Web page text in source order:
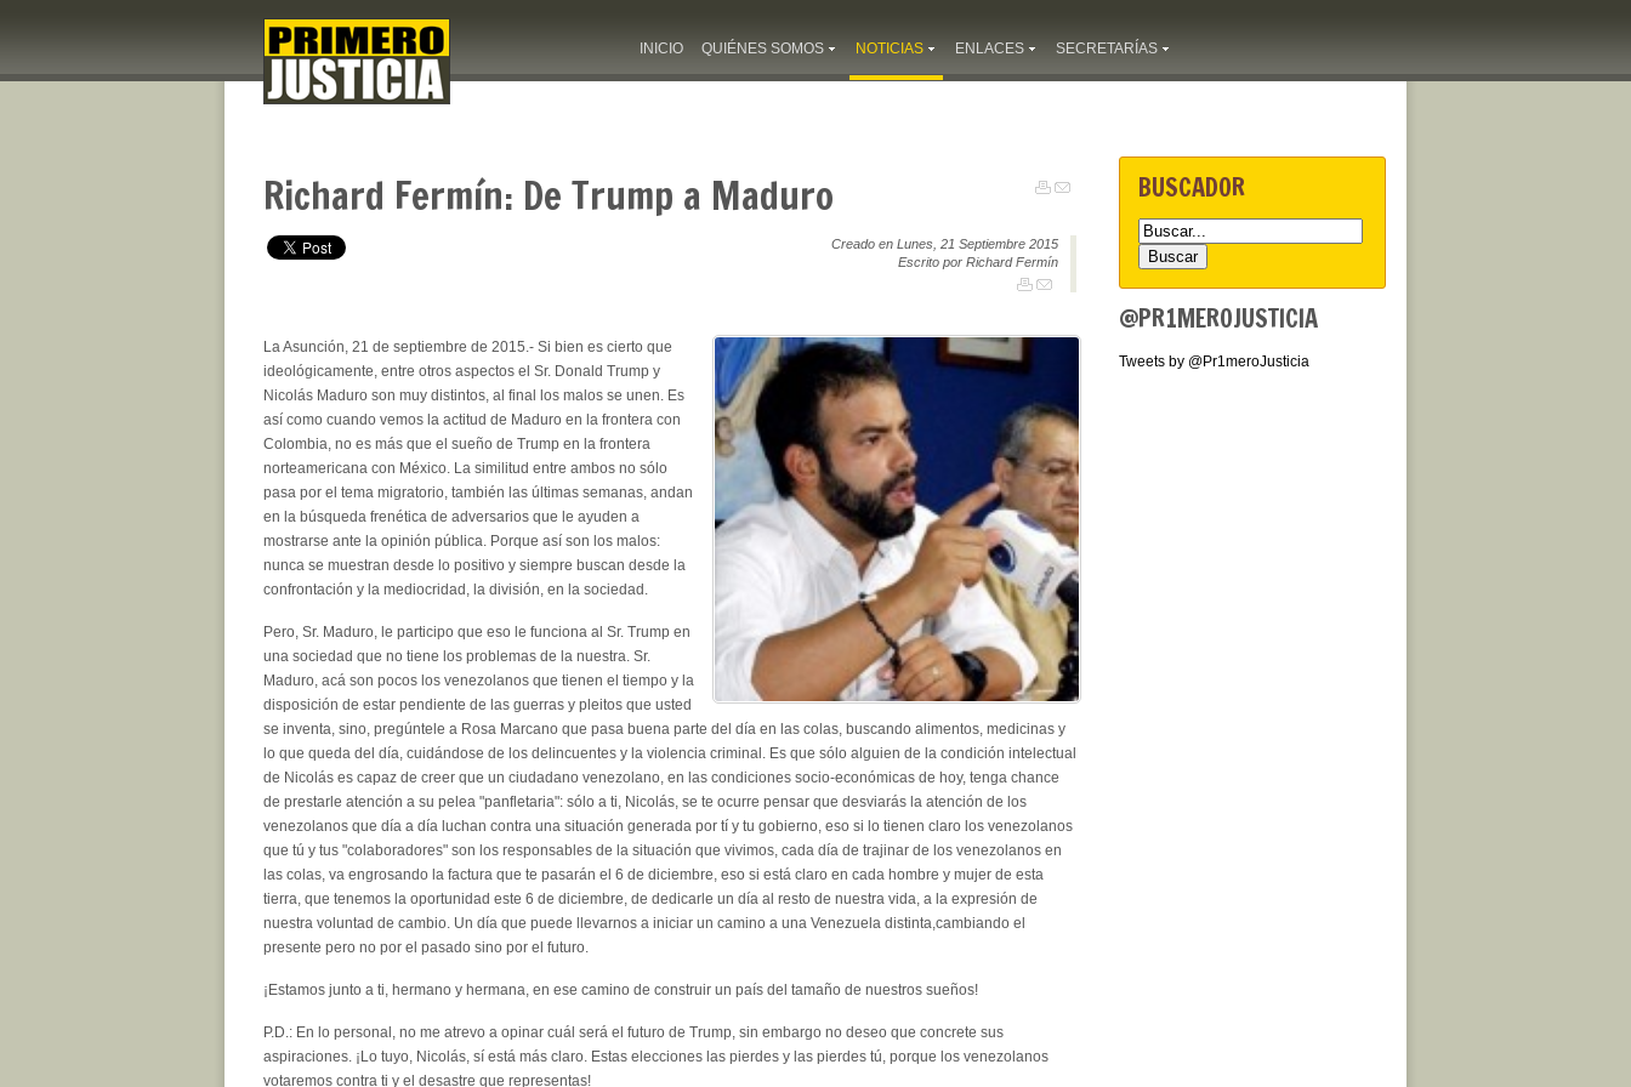
INICIO QUIÉNES SOMOS NOTICIAS ENLACES SECRETARÍAS
Richard Fermín: De Trump a Maduro
Creado en Lunes, 21 Septiembre 2015
Escrito por Richard Fermín
La Asunción, 21 de septiembre de 2015.- Si bien es cierto que
ideológicamente, entre otros aspectos el Sr. Donald Trump y
Nicolás Maduro son muy distintos, al final los malos se unen. Es
así como cuando vemos la actitud de Maduro en la frontera con
Colombia, no es más que el sueño de Trump en la frontera
norteamericana con México. La similitud entre ambos no sólo
pasa por el tema migratorio, también las últimas semanas, andan
en la búsqueda frenética de adversarios que le ayuden a
mostrarse ante la opinión pública. Porque así son los malos:
nunca se muestran desde lo positivo y siempre buscan desde la
confrontación y la mediocridad, la división, en la sociedad.
Pero, Sr. Maduro, le participo que eso le funciona al Sr. Trump en
una sociedad que no tiene los problemas de la nuestra. Sr.
Maduro, acá son pocos los venezolanos que tienen el tiempo y la
disposición de estar pendiente de las guerras y pleitos que usted
se inventa, sino, pregúntele a Rosa Marcano que pasa buena parte del día en las colas, buscando alimentos, medicinas y
lo que queda del día, cuidándose de los delincuentes y la violencia criminal. Es que sólo alguien de la condición intelectual
de Nicolás es capaz de creer que un ciudadano venezolano, en las condiciones socio-económicas de hoy, tenga chance
de prestarle atención a su pelea "panfletaria": sólo a ti, Nicolás, se te ocurre pensar que desviarás la atención de los
venezolanos que día a día luchan contra una situación generada por tí y tu gobierno, eso si lo tienen claro los venezolanos
que tú y tus "colaboradores" son los responsables de la situación que vivimos, cada día de trajinar de los venezolanos en
las colas, va engrosando la factura que te pasarán el 6 de diciembre, eso si está claro en cada hombre y mujer de esta
tierra, que tenemos la oportunidad este 6 de diciembre, de dedicarle un día al resto de nuestra vida, a la expresión de
nuestra voluntad de cambio. Un día que puede llevarnos a iniciar un camino a una Venezuela distinta,cambiando el
presente pero no por el pasado sino por el futuro.
¡Estamos junto a ti, hermano y hermana, en ese camino de construir un país del tamaño de nuestros sueños!
P.D.: En lo personal, no me atrevo a opinar cuál será el futuro de Trump, sin embargo no deseo que concrete sus
aspiraciones. ¡Lo tuyo, Nicolás, sí está más claro. Estas elecciones las pierdes y las pierdes tú, porque los venezolanos
votaremos contra ti y el desastre que representas!
BUSCADOR
@PR1MEROJUSTICIA
Tweets by @Pr1meroJusticia